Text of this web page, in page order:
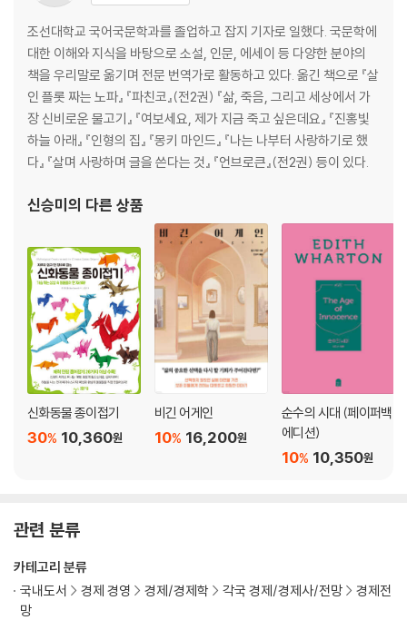
아웃소싱과 이민의 장단점 | 세계 지형도의 변화 양상 | 미국의 경제성장
전망
Chapter 10 | 미래의 교육
학습 게임, 게임하듯 공부하다 | 새로운 고등교육 모델 | 대면교육의 미래
Chapter 11 | 평균 과학의 종말
전문화되고 세분화되는 과학 | 복잡성의 과학 | 기계가 과학이론을 만드는
세상 | 경제학의 미래
Chapter 12 | 사회적 상호작용
* 참고문헌
조선대학교 국어국문학과를 졸업하고 잡지 기자로 일했다. 국문학에
대한 이해와 지식을 바탕으로 소설, 인문, 에세이 등 다양한 분야의
책을 우리말로 옮기며 전문 번역가로 활동하고 있다. 옮긴 책으로 『살
인 플롯 짜는 노파』 『파친코』(전2권) 『삶, 죽음, 그리고 세상에서 가
장 신비로운 물고기』 『여보세요, 제가 지금 죽고 싶은데요』 『진홍빛
하늘 아래』 『인형의 집』 『몽키 마인드』 『나는 나부터 사랑하기로 했
다』 『살며 사랑하며 글을 쓴다는 것』 『언브로큰』(전2권) 등이 있다.
신승미 의 다른 상품
신화동물 종이접기
10,360원
30%
비긴 어게인
16,200원
10%
순수의 시대 (페이퍼백
에디션)
10,350원
10%
관련 분류
카테고리 분류
국내도서
경제 경영 경제/경제학 각국 경제/경제사/전망
경제전
망